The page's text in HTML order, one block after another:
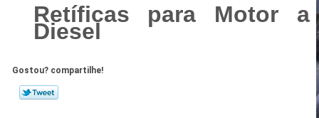
Retíficas para Motor a
Diesel
Gostou? compartilhe!